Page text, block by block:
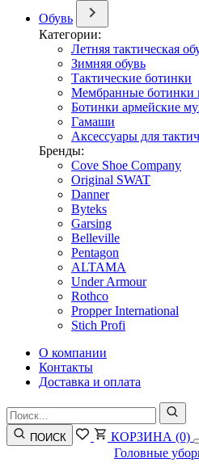
Обувь
Категории:
Летняя тактическая
Зимняя обувь
Тактические ботинки
Мембранные ботинки
Ботинки армейские
Гамаши
Аксессуары для
Бренды:
Cove Shoe Company
Original SWAT
Danner
Byteks
Garsing
Belleville
Pentagon
ALTAMA
Under Armour
Rothco
Propper International
Stich Profi
О компании
Контакты
Доставка и оплата
ПОИСК КОРЗИНА (0)
Головные